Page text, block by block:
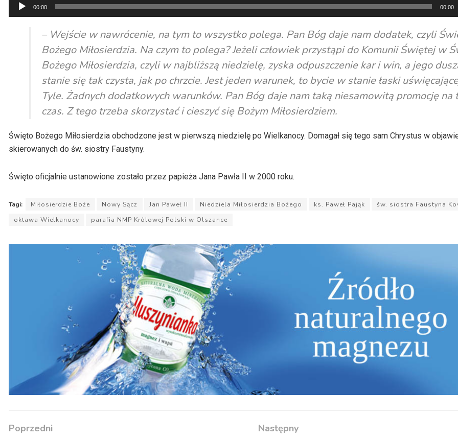
Odtwarzacz
plików
dźwiękowych
00:00 00:00
– Wejście w nawrócenie, na tym to wszystko polega. Pan Bóg daje nam dodatek, czyli
Bożego Miłosierdzia. Na czym to polega? Jeżeli człowiek przystąpi do Komunii Świętej w
Bożego Miłosierdzia, czyli w najbliższą niedzielę, zyska odpuszczenie kar i win, a jego
stanie się tak czysta, jak po chrzcie. Jest jeden warunek, to bycie w stanie łaski
Tyle. Żadnych dodatkowych warunków. Pan Bóg daje nam taką niesamowitą promocję na
czas. Z tego trzeba skorzystać i cieszyć się Bożym Miłosierdziem.
Święto Bożego Miłosierdzia obchodzone jest w pierwszą niedzielę po Wielkanocy. Domagał się tego sam Chrystus w
skierowanych do św. siostry Faustyny.
Święto oficjalnie ustanowione zostało przez papieża Jana Pawła II w 2000 roku.
Tagi: Miłosierdzie Boże Nowy Sącz Jan Paweł II Niedziela Miłosierdzia Bożego ks. Paweł Pająk
św. siostra Faustyna
oktawa Wielkanocy
parafia NMP Królowej Polski w Olszance
Poprzedni Następny